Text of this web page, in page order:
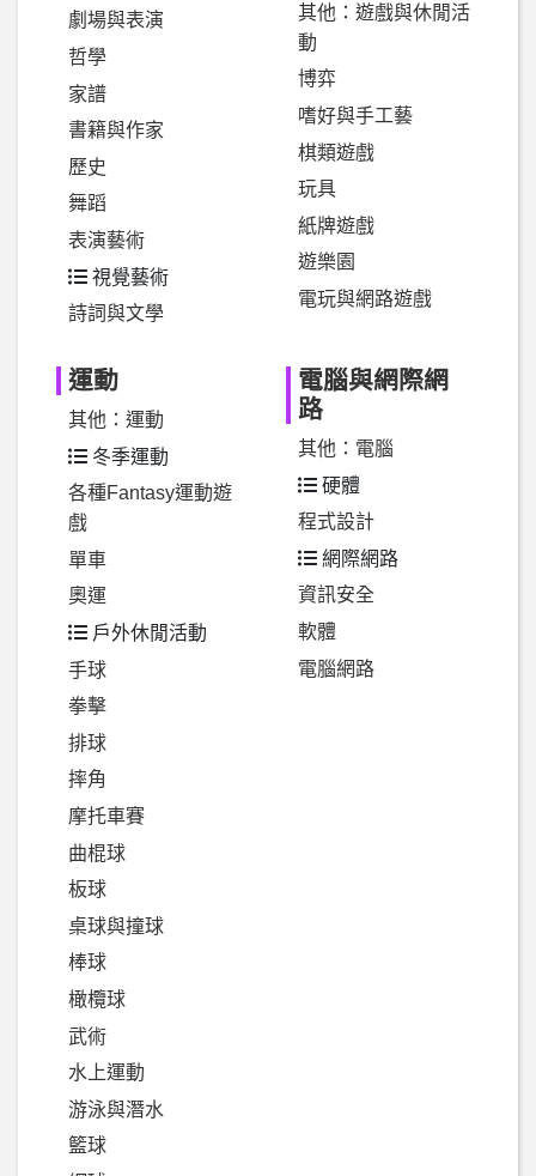
劇場與表演
哲學
家譜
書籍與作家
歷史
舞蹈
表演藝術
視覺藝術
詩詞與文學
其他：遊戲與休閒活
動
博弈
嗜好與手工藝
棋類遊戲
玩具
紙牌遊戲
遊樂園
電玩與網路遊戲
運動
其他：運動
冬季運動
各種Fantasy運動遊
戲
單車
奧運
戶外休閒活動
手球
拳擊
排球
摔角
摩托車賽
曲棍球
板球
桌球與撞球
棒球
橄欖球
武術
水上運動
游泳與潛水
籃球
電腦與網際網
路
其他：電腦
硬體
程式設計
網際網路
資訊安全
軟體
電腦網路